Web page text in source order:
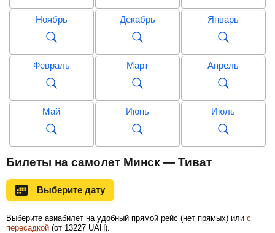
Ноябрь Декабрь Январь
Февраль Март Апрель
Май Июнь Июль
Сентябрь
Ноябрь
Билеты на самолет Минск — Тиват
Выберите дату
Выберите авиабилет на удобный прямой рейс (нет прямых) или с
пересадкой (от 13227 UAH).